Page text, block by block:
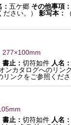
五ケ郷 その他事項：
さい。）
影写本：
277×100mm
書止： 切符如件 人名：
ンカタログへのリン
ンクをご参照くださ
書止： 切符如件 人名：